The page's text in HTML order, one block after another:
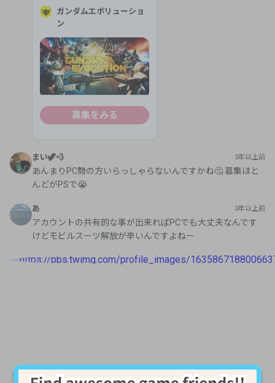
ガンダムエボリューショ
ン
募集をみる
まい🦖💨 3年以上前
あんまりPC勢の方いらっしゃらないんですかね🤔 募集ほと
んどがPSで😭
あ 3年以上前
アカウントの共有的な事が出来ればPCでも大丈夫なんです
けどモビルスーツ解放が辛いんですよねー